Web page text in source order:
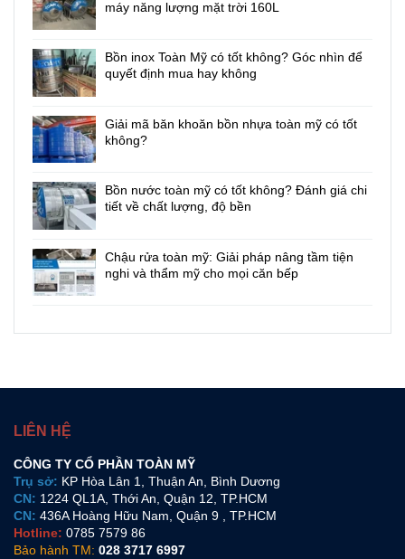
LIÊN HỆ
CÔNG TY CỔ PHẦN TOÀN MỸ
Trụ sở: KP Hòa Lân 1, Thuận An, Bình Dương
CN: 1224 QL1A, Thới An, Quận 12, TP.HCM
CN: 436A Hoàng Hữu Nam, Quận 9 , TP.HCM
Hotline: 0785 7579 86
Bảo hành TM: 028 3717 6997
máy năng lượng mặt trời 160L
Bồn inox Toàn Mỹ có tốt không? Góc nhìn để
quyết định mua hay không
Giải mã băn khoăn bồn nhựa toàn mỹ có tốt
không?
Bồn nước toàn mỹ có tốt không? Đánh giá chi
tiết về chất lượng, độ bền
Chậu rửa toàn mỹ: Giải pháp nâng tầm tiện
nghi và thẩm mỹ cho mọi căn bếp